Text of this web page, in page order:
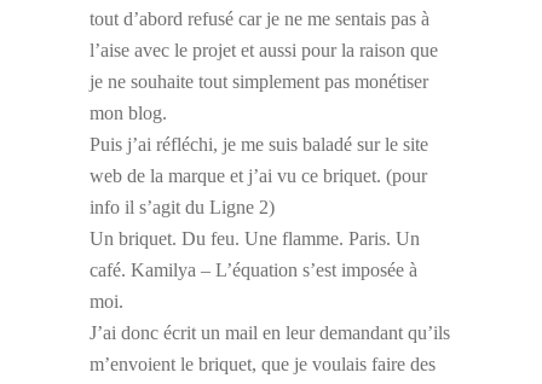
tout d’abord refusé car je ne me sentais pas à
l’aise avec le projet et aussi pour la raison que
je ne souhaite tout simplement pas monétiser
mon blog.
Puis j’ai réfléchi, je me suis baladé sur le site
web de la marque et j’ai vu ce briquet. (pour
info il s’agit du Ligne 2)
Un briquet. Du feu. Une flamme. Paris. Un
café. Kamilya – L’équation s’est imposée à
moi.
J’ai donc écrit un mail en leur demandant qu’ils
m’envoient le briquet, que je voulais faire des